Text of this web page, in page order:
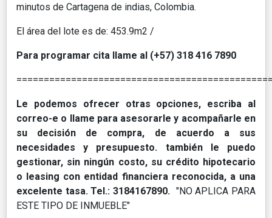
minutos de Cartagena de indias, Colombia.
El área del lote es de: 453.9m2 /
Para programar cita llame al (+57) 318 416 7890
Le podemos ofrecer otras opciones, escriba al
correo-e o llame para asesorarle y acompañarle en
su decisión de compra, de acuerdo a sus
necesidades y presupuesto. también le puedo
gestionar, sin ningún costo, su crédito hipotecario
o leasing con entidad financiera reconocida, a una
excelente tasa. Tel.: 3184167890. "NO APLICA PARA
ESTE TIPO DE INMUEBLE"